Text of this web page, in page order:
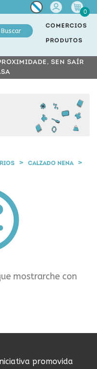
Miña
conta
0
Buscar
COMERCIOS
PRODUTOS
SEN SAÍR
CALZADO NENA
mostrarche con
promovida